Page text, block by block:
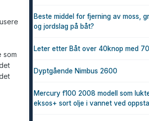
som
Beste middel for fjerning av moss,
og jordslag på båt?
Leter etter Båt over 40knop med
Dyptgående Nimbus 2600
Mercury f100 2008 modell som
eksos+ sort olje i vannet ved